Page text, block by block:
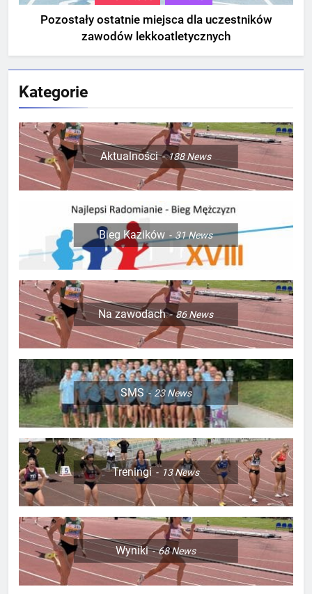
Pozostały ostatnie miejsca dla uczestników
zawodów lekkoatletycznych
Kategorie
Aktualności 188News
Bieg Kazików 31News
Na zawodach 86News
SMS 23News
Treningi 13News
Wyniki 68News